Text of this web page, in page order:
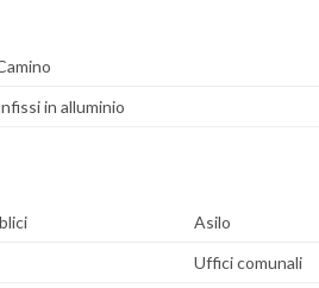
in alluminio
Asilo
Uffici comunali